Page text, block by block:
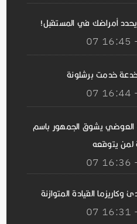
يحدد أمراضك في المستقبل!
خدمت برشلونة
يشوق الجمهور باسم
لمن يتوقعه
وكاريزما القيادة المتوازنة